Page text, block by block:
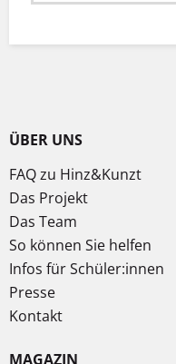
ÜBER UNS
FAQ zu Hinz&Kunzt
Das Projekt
Das Team
So können Sie helfen
Infos für Schüler:innen
Presse
Kontakt
MAGAZIN